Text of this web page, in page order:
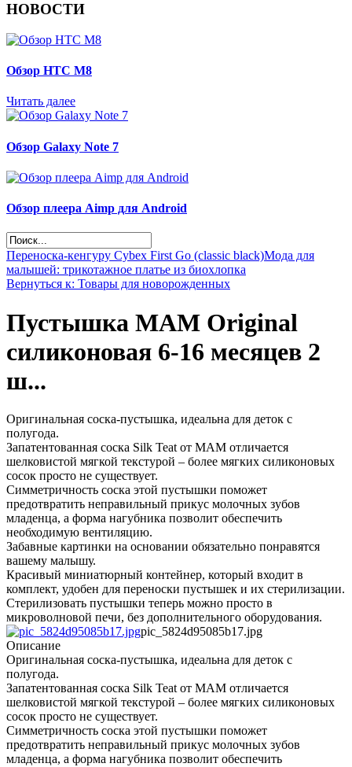
НОВОСТИ
Обзор НТС М8
Читать далее
Обзор Galaxy Note 7
Обзор плеера Aimp для Android
Переноска-кенгуру Cybex First Go (classic black)Мода для
малышей: трикотажное платье из биохлопка
Вернуться к: Товары для новорожденных
Пустышка MAM Original
силиконовая 6-16 месяцев 2
ш...
Оригинальная соска-пустышка, идеальна для деток с
полугода.
Запатентованная соска Silk Teat от MAM отличается
шелковистой мягкой текстурой – более мягких силиконовых
сосок просто не существует.
Симметричность соска этой пустышки поможет
предотвратить неправильный прикус молочных зубов
младенца, а форма нагубника позволит обеспечить
необходимую вентиляцию.
Забавные картинки на основании обязательно понравятся
вашему малышу.
Красивый миниатюрный контейнер, который входит в
комплект, удобен для переноски пустышек и их стерилизации.
Стерилизовать пустышки теперь можно просто в
микроволновой печи, без дополнительного оборудования.
pic_5824d95085b17.jpg
Описание
Оригинальная соска-пустышка, идеальна для деток с
полугода.
Запатентованная соска Silk Teat от MAM отличается
шелковистой мягкой текстурой – более мягких силиконовых
сосок просто не существует.
Симметричность соска этой пустышки поможет
предотвратить неправильный прикус молочных зубов
младенца, а форма нагубника позволит обеспечить